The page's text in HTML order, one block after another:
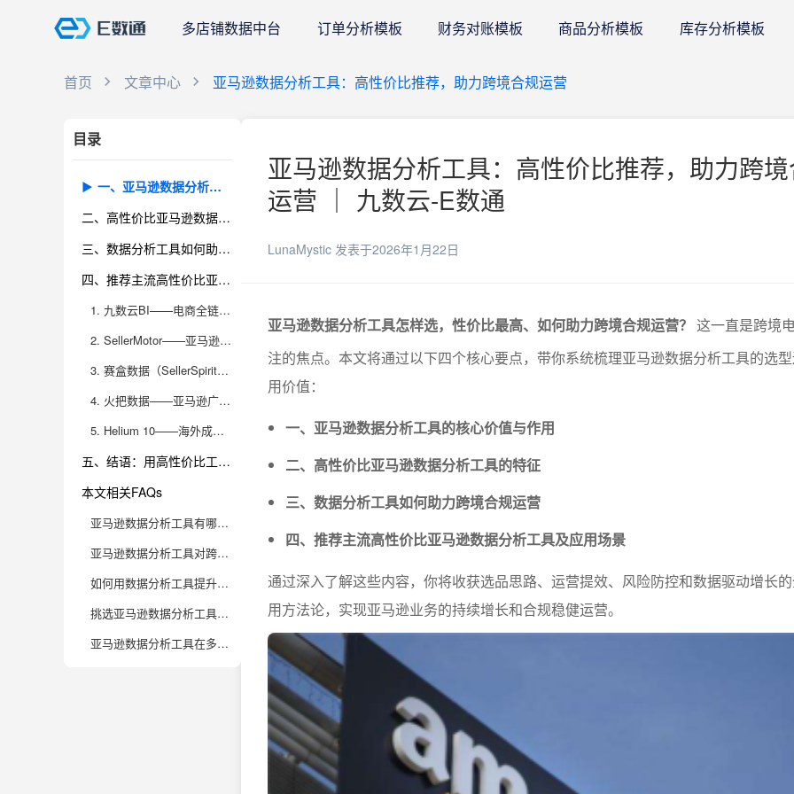
多店铺数据中台 订单分析模板 财务对账模板 商品分析模板 库存分析模板
首页 文章中心 亚马逊数据分析工具：高性价比推荐，助力跨境合规运营
目录
一、亚马逊数据分析工具的核心价值与作用
二、高性价比亚马逊数据分析工具的特征
三、数据分析工具如何助力跨境合规运营
四、推荐主流高性价比亚马逊数据分析工具及应用场景
1. 九数云BI——电商全链路数据分析一站式平台
2. SellerMotor——亚马逊卖家数据洞察专家
3. 赛盒数据（SellerSpirit）——多维度运营分析工具
4. 火把数据——亚马逊广告与财务分析利器
5. Helium 10——海外成熟解决方案
五、结语：用高性价比工具驱动亚马逊合规增长
本文相关FAQs
亚马逊数据分析工具有哪些高性价比的推荐？
亚马逊数据分析工具对跨境合规运营有哪些帮助？
如何用数据分析工具提升亚马逊店铺运营效率？
挑选亚马逊数据分析工具时，应该关注哪些核心功能？
亚马逊数据分析工具在多店铺、多平台运营中的应用场景有哪些？
亚马逊数据分析工具：高性价比推荐，助力跨
运营 ｜ 九数云-E数通
LunaMystic 发表于2026年1月22日
亚马逊数据分析工具怎样选，性价比最高、如何助力跨境合规运营？ 这一直是跨境
注的焦点。本文将通过以下四个核心要点，带你系统梳理亚马逊数据分析工具的选
用价值：
一、亚马逊数据分析工具的核心价值与作用
二、高性价比亚马逊数据分析工具的特征
三、数据分析工具如何助力跨境合规运营
四、推荐主流高性价比亚马逊数据分析工具及应用场景
通过深入了解这些内容，你将收获选品思路、运营提效、风险防控和数据驱动增长
用方法论，实现亚马逊业务的持续增长和合规稳健运营。